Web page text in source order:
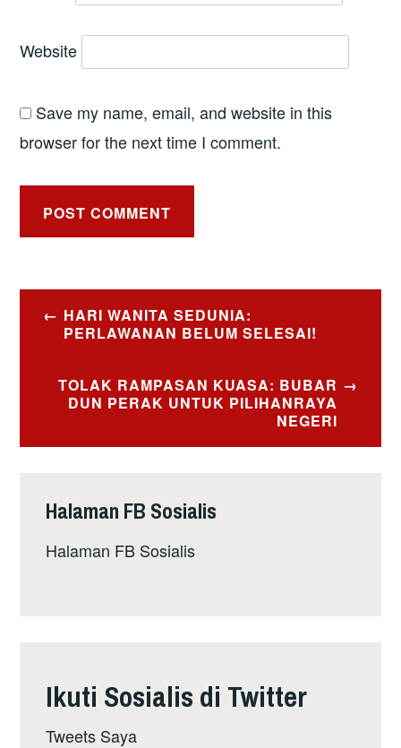
Website
Save my name, email, and website in this
browser for the next time I comment.
Post
navigation
HARI WANITA SEDUNIA:
PERLAWANAN BELUM SELESAI!
TOLAK RAMPASAN KUASA: BUBAR
DUN PERAK UNTUK PILIHANRAYA
NEGERI
Halaman FB Sosialis
Halaman FB Sosialis
Ikuti Sosialis di Twitter
Tweets Saya